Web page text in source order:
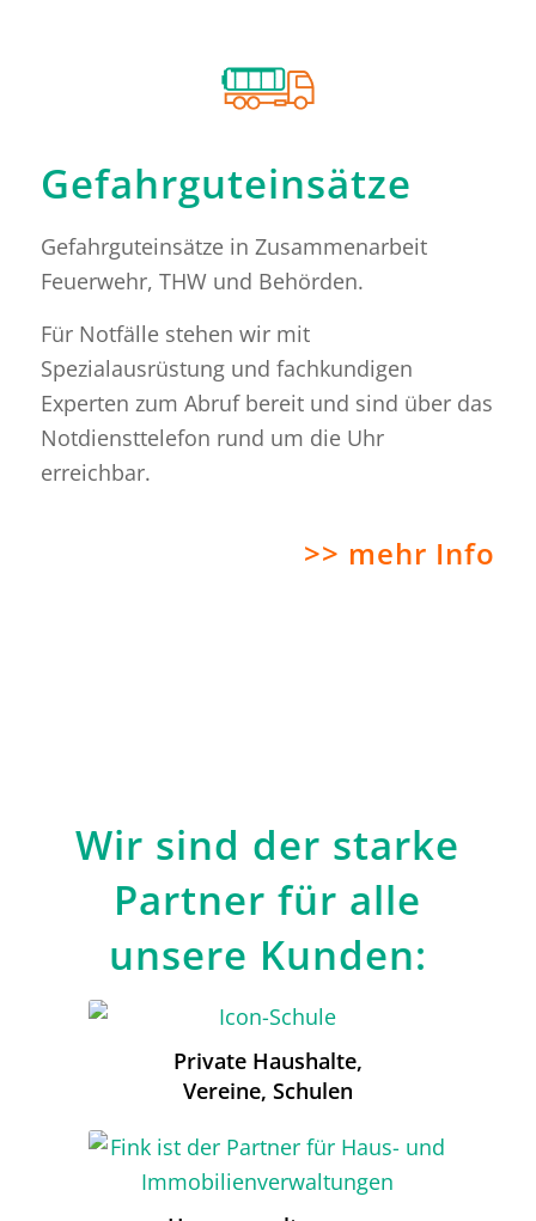
Gefahrguteinsätze
Gefahrguteinsätze in Zusammenarbeit
Feuerwehr, THW und Behörden.
Für Notfälle stehen wir mit
Spezialausrüstung und fachkundigen
Experten zum Abruf bereit und sind über das
Notdiensttelefon rund um die Uhr
erreichbar.
>> mehr Info
Wir sind der starke
Partner für alle
unsere Kunden:
Private Haushalte,
Vereine, Schulen